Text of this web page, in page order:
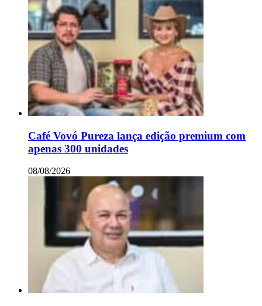
Café Vovó Pureza lança edição premium com
apenas 300 unidades
08/08/2026